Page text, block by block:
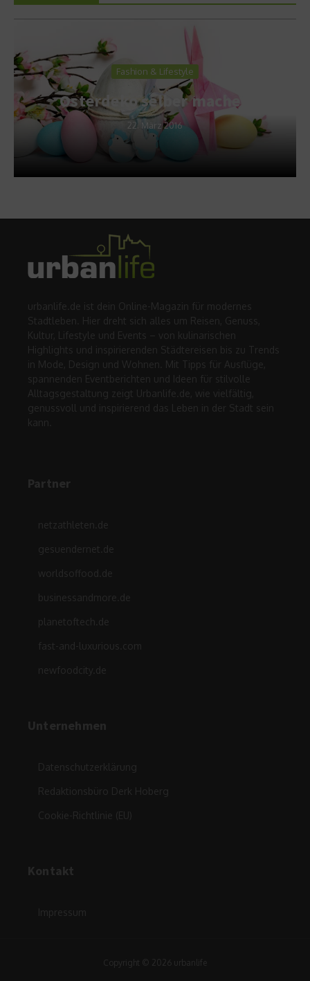
Fashion & Lifestyle
Osterdeko selber machen
22. März 2016
urbanlife.de ist dein Online-Magazin für modernes
Stadtleben. Hier dreht sich alles um Reisen, Genuss,
Kultur, Lifestyle und Events – von kulinarischen
Highlights und inspirierenden Städtereisen bis zu Trends
in Mode, Design und Wohnen. Mit Tipps für Ausflüge,
spannenden Eventberichten und Ideen für stilvolle
Alltagsgestaltung zeigt Urbanlife.de, wie vielfältig,
genussvoll und inspirierend das Leben in der Stadt sein
kann.
Partner
netzathleten.de
gesuendernet.de
worldsoffood.de
businessandmore.de
planetoftech.de
fast-and-luxurious.com
newfoodcity.de
Unternehmen
Datenschutzerklärung
Redaktionsbüro Derk Hoberg
Cookie-Richtlinie (EU)
Kontakt
Impressum
Copyright © 2026 urbanlife